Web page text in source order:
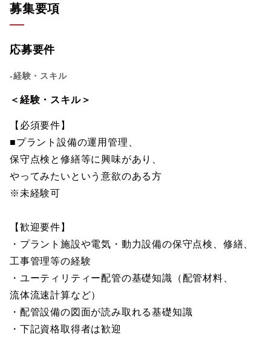
募集要項
応募要件
-経験・スキル
＜経験・スキル＞
【必須要件】
■プラント設備の運用管理、
保守点検と修繕等に興味があり、
やってみたいという意欲のある方
※未経験可
【歓迎要件】
・プラント施設や電気・動力設備の保守点検、修繕、
工事管理等の経験
・ユーティリティー配管の基礎知識（配管材料、
流体流速計算など）
・配管設備の図面が読み取れる基礎知識
・下記資格取得者は歓迎